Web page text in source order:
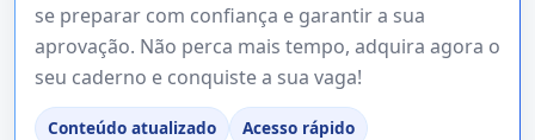
se preparar com confiança e garantir a sua
aprovação. Não perca mais tempo, adquira agora o
seu caderno e conquiste a sua vaga!
Conteúdo atualizado
Acesso rápido